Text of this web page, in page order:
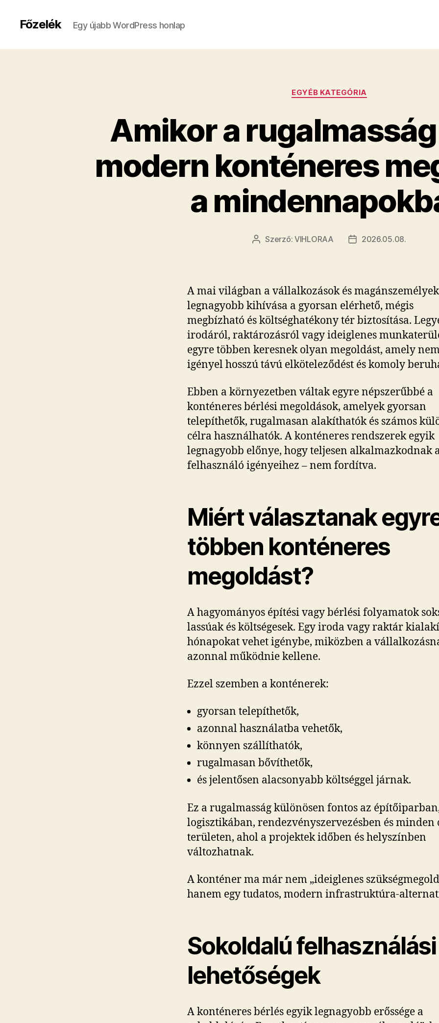
Főzelék Egy újabb WordPress honlap
Kategóriák
EGYÉB KATEGÓRIA
Amikor a
modern konténeres
a
Bejegyzés
Szerző: VIHLORAA
Bejegyzés
2026.05.08.
A mai világban a vállalkozások és
legnagyobb kihívása a gyorsan elérhető, mégis
megbízható és költséghatékony tér biztosítása.
irodáról, raktározásról vagy ideiglenes
egyre többen keresnek olyan megoldást, amely
igényel hosszú távú elköteleződést és komoly
Ebben a környezetben váltak egyre népszerűbbé a
konténeres bérlési megoldások, amelyek gyorsan
telepíthetők, rugalmasan alakíthatók és számos
célra használhatók. A konténeres rendszerek egyik
legnagyobb előnye, hogy teljesen alkalmazkodnak
felhasználó igényeihez – nem fordítva.
Miért választanak
többen konténeres
megoldást?
A hagyományos építési vagy bérlési folyamatok
lassúak és költségesek. Egy iroda vagy raktár
hónapokat vehet igénybe, miközben a
azonnal működnie kellene.
Ezzel szemben a konténerek:
gyorsan telepíthetők,
azonnal használatba vehetők,
könnyen szállíthatók,
rugalmasan bővíthetők,
és jelentősen alacsonyabb költséggel járnak.
Ez a rugalmasság különösen fontos az
logisztikában, rendezvényszervezésben és minden
területen, ahol a projektek időben és helyszínben
változhatnak.
A konténer ma már nem „ideiglenes
hanem egy tudatos, modern infrastruktúra-
Sokoldalú felhasználási
lehetőségek
A konténeres bérlés egyik legnagyobb erőssége a